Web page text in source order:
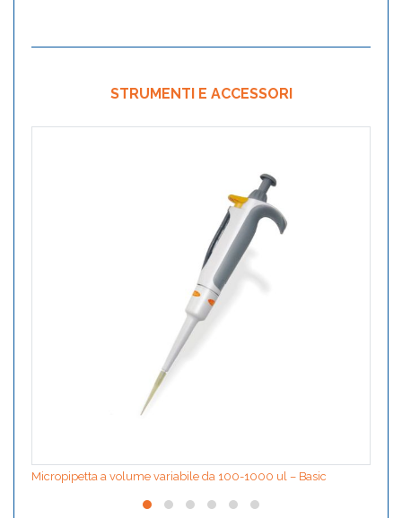
STRUMENTI E ACCESSORI
Micropipetta a volume variabile da 100-1000 ul – Basic